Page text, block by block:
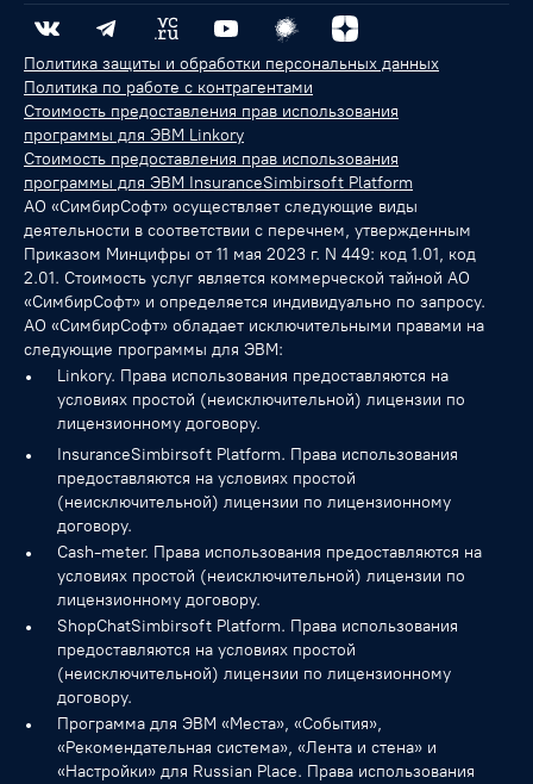
Политика защиты и обработки персональных данных
Политика по работе с контрагентами
Стоимость предоставления прав использования
программы для ЭВМ Linkory
Стоимость предоставления прав использования
программы для ЭВМ InsuranceSimbirsoft Platform
АО «СимбирСофт» осуществляет следующие виды
деятельности в соответствии с перечнем, утвержденным
Приказом Минцифры от 11 мая 2023 г. N 449: код 1.01, код
2.01. Стоимость услуг является коммерческой тайной АО
«СимбирСофт» и определяется индивидуально по запросу.
АО «СимбирСофт» обладает исключительными правами на
следующие программы для ЭВМ:
Linkory. Права использования предоставляются на
условиях простой (неисключительной) лицензии по
лицензионному договору.
InsuranceSimbirsoft Platform. Права использования
предоставляются на условиях простой
(неисключительной) лицензии по лицензионному
договору.
Cash-meter. Права использования предоставляются на
условиях простой (неисключительной) лицензии по
лицензионному договору.
ShopChatSimbirsoft Platform. Права использования
предоставляются на условиях простой
(неисключительной) лицензии по лицензионному
договору.
Программа для ЭВМ «Места», «События»,
«Рекомендательная система», «Лента и стена» и
«Настройки» для Russian Place. Права использования